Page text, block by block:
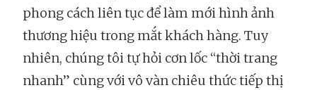
phong cách liên tục để làm mới hình ảnh
thương hiệu trong mắt khách hàng. Tuy
nhiên, chúng tôi tự hỏi cơn lốc “thời trang
nhanh” cùng với vô vàn chiêu thức tiếp thị